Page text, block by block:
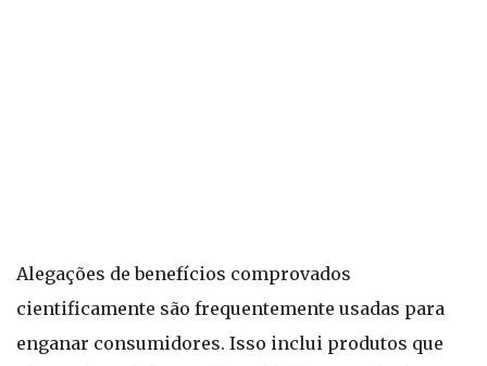
Alegações de benefícios comprovados
cientificamente são frequentemente usadas para
enganar consumidores. Isso inclui produtos que